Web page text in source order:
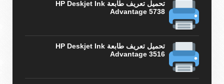
تحميل تعريف طابعة HP Deskjet Ink
Advantage 5738
تحميل تعريف طابعة HP Deskjet Ink
Advantage 3516